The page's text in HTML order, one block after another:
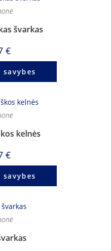
švarkas
€
kelnės
€